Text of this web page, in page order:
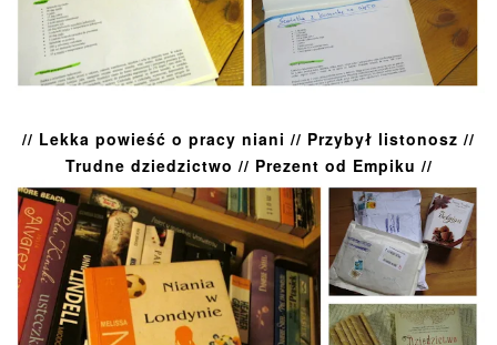
// Lekka powieść o pracy niani // Przybył listonosz //
Trudne dziedzictwo // Prezent od Empiku //